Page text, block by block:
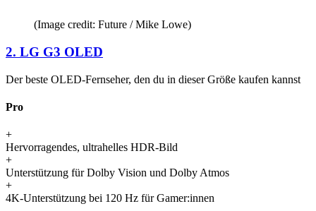
(Image credit: Future / Mike Lowe)
2. LG G3 OLED
Der beste OLED-Fernseher, den du in dieser Größe kaufen kannst
Pro
+
Hervorragendes, ultrahelles HDR-Bild
+
Unterstützung für Dolby Vision und Dolby Atmos
+
4K-Unterstützung bei 120 Hz für Gamer:innen